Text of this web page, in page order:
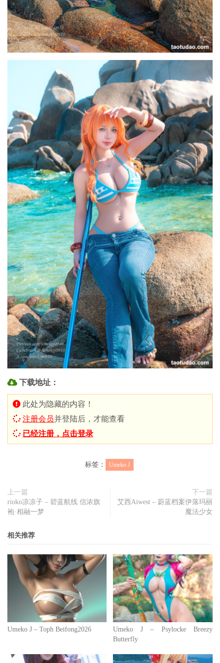
下载地址：
此处为隐藏的内容！
注册会员并登陆后，才能查看
已经注册，点击登录
标签： Umeko J
上一篇
rioko凉凉子 – 碧蓝航线 信浓旗
袍·相融一梦
下一篇
艾西Aiwest – 蔚蓝档案伊落玛丽
魔法少女
相关推荐
Umeko J – Toph Beifong2026
Umeko J – Psylocke Breezy
Butterfly